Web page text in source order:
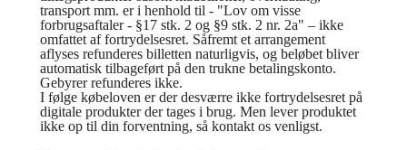
transport mm. er i henhold til - "Lov om visse
forbrugsaftaler - §17 stk. 2 og §9 stk. 2 nr. 2a" – ikke
omfattet af fortrydelsesret. Såfremt et arrangement
aflyses refunderes billetten naturligvis, og beløbet bliver
automatisk tilbageført på den trukne betalingskonto.
Gebyrer refunderes ikke.
I følge købeloven er der desværre ikke fortrydelsesret på
digitale produkter der tages i brug. Men lever produktet
ikke op til din forventning, så kontakt os venligst.